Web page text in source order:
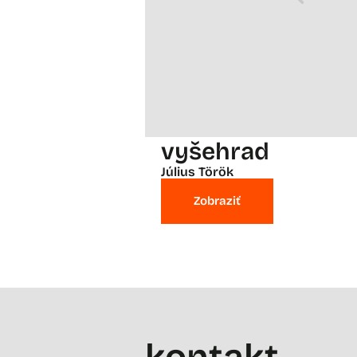
vyšehrad
Július Török
Zobraziť